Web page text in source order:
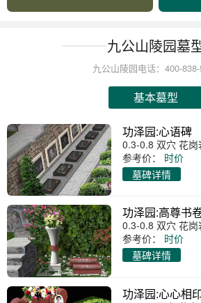
九公山陵园墓
九公山陵园电话：400-
基本墓型
功泽园:心语碑
0.3-0.8 双穴 花岗
参考价：
时价
墓碑详情
功泽园:高尊书
0.3-0.8 双穴 花岗
参考价：
时价
墓碑详情
功泽园:心心相